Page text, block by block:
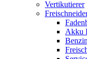
Vertikutierer
Akku